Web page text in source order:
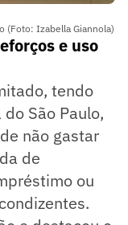
(Foto: Izabella Giannola)
e uso
tendo
São Paulo,
não gastar
de
ou